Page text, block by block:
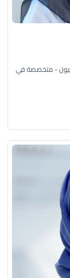
- متخصصة في